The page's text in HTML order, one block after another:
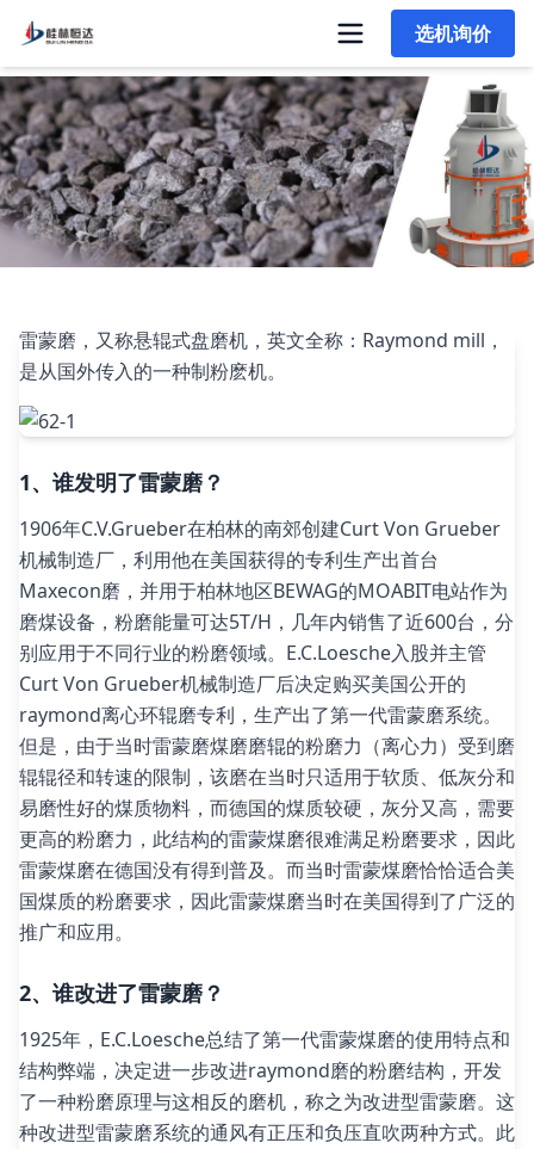
选机询价
雷蒙磨，又称悬辊式盘磨机，英文全称：Raymond mill，
是从国外传入的一种制粉麽机。
1、谁发明了雷蒙磨？
1906年C.V.Grueber在柏林的南郊创建Curt Von Grueber
机械制造厂，利用他在美国获得的专利生产出首台
Maxecon磨，并用于柏林地区BEWAG的MOABIT电站作为
磨煤设备，粉磨能量可达5T/H，几年内销售了近600台，分
别应用于不同行业的粉磨领域。E.C.Loesche入股并主管
Curt Von Grueber机械制造厂后决定购买美国公开的
raymond离心环辊磨专利，生产出了第一代雷蒙磨系统。
但是，由于当时雷蒙磨煤磨磨辊的粉磨力（离心力）受到磨
辊辊径和转速的限制，该磨在当时只适用于软质、低灰分和
易磨性好的煤质物料，而德国的煤质较硬，灰分又高，需要
更高的粉磨力，此结构的雷蒙煤磨很难满足粉磨要求，因此
雷蒙煤磨在德国没有得到普及。而当时雷蒙煤磨恰恰适合美
国煤质的粉磨要求，因此雷蒙煤磨当时在美国得到了广泛的
推广和应用。
2、谁改进了雷蒙磨？
1925年，E.C.Loesche总结了第一代雷蒙煤磨的使用特点和
结构弊端，决定进一步改进raymond磨的粉磨结构，开发
了一种粉磨原理与这相反的磨机，称之为改进型雷蒙磨。这
种改进型雷蒙磨系统的通风有正压和负压直吹两种方式。此